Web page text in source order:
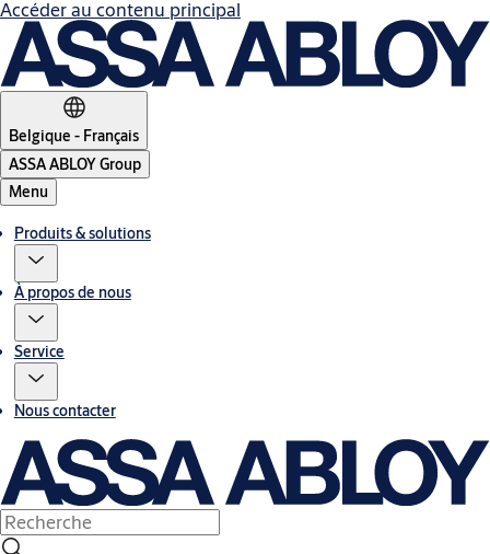
Accéder au contenu principal
Belgique - Français
ASSA ABLOY Group
Menu
Produits & solutions
À propos de nous
Service
Nous contacter